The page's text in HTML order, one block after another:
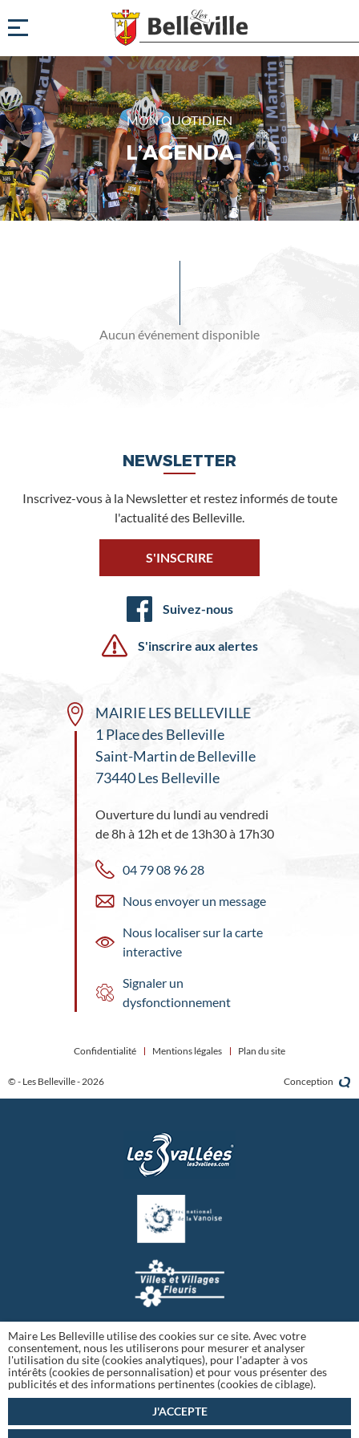
MON QUOTIDIEN
L’AGENDA
Aucun événement disponible
NEWSLETTER
Inscrivez-vous à la Newsletter et restez informés de toute
l'actualité des Belleville.
S'INSCRIRE
Suivez-nous
S'inscrire aux alertes
MAIRIE LES BELLEVILLE
1 Place des Belleville
Saint-Martin de Belleville
73440 Les Belleville
Ouverture du lundi au vendredi
de 8h à 12h et de 13h30 à 17h30
04 79 08 96 28
Nous envoyer un message
Nous localiser sur la carte
interactive
Signaler un
dysfonctionnement
© - Les Belleville - 2026
Confidentialité Mentions légales Plan du site
Conception
Maire Les Belleville utilise des cookies sur ce site. Avec votre
consentement, nous les utiliserons pour mesurer et analyser
l'utilisation du site (cookies analytiques), pour l'adapter à vos
intérêts (cookies de personnalisation) et pour vous présenter des
publicités et des informations pertinentes (cookies de ciblage).
J'ACCEPTE